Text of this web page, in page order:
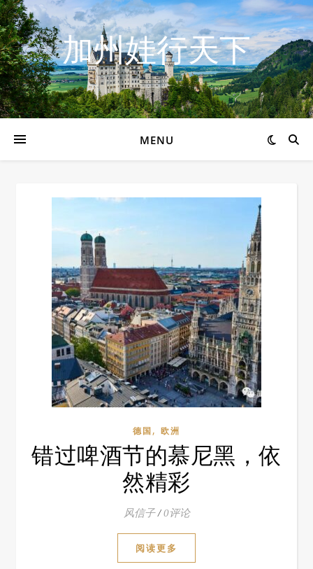
加州娃行天下
MENU
德国, 欧洲
错过啤酒节的慕尼黑，依
然精彩
风信子 / 0评论
阅读更多